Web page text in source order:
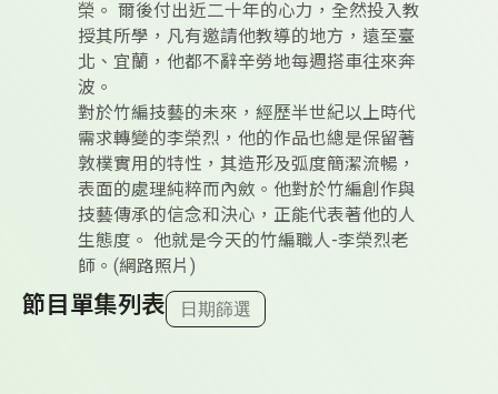
榮。 爾後付出近二十年的心力，全然投入教
授其所學，凡有邀請他教導的地方，遠至臺
北、宜蘭，他都不辭辛勞地每週搭車往來奔
波。
對於竹編技藝的未來，經歷半世紀以上時代
需求轉變的李榮烈，他的作品也總是保留著
敦樸實用的特性，其造形及弧度簡潔流暢，
表面的處理純粹而內斂。他對於竹編創作與
技藝傳承的信念和決心，正能代表著他的人
生態度。 他就是今天的竹編職人-李榮烈老
師。(網路照片)
節目單集列表 日期篩選